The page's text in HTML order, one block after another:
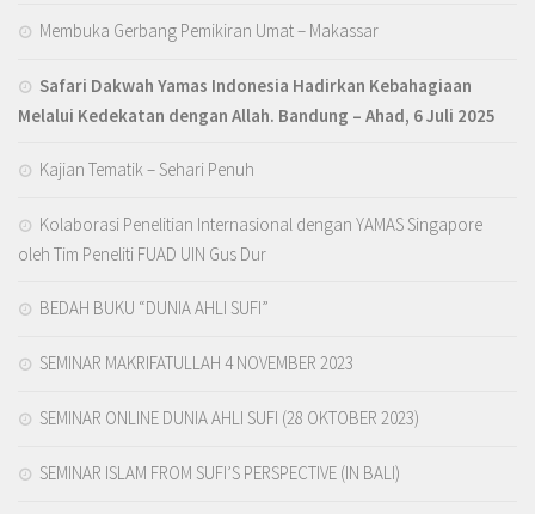
Membuka Gerbang Pemikiran Umat – Makassar
Safari Dakwah Yamas Indonesia Hadirkan Kebahagiaan
Melalui Kedekatan dengan Allah. Bandung – Ahad, 6 Juli 2025
Kajian Tematik – Sehari Penuh
Kolaborasi Penelitian Internasional dengan YAMAS Singapore
oleh Tim Peneliti FUAD UIN Gus Dur
BEDAH BUKU “DUNIA AHLI SUFI”
SEMINAR MAKRIFATULLAH 4 NOVEMBER 2023
SEMINAR ONLINE DUNIA AHLI SUFI (28 OKTOBER 2023)
SEMINAR ISLAM FROM SUFI’S PERSPECTIVE (IN BALI)